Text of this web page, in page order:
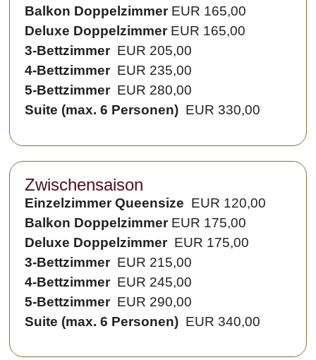
Balkon Doppelzimmer EUR 165,00
Deluxe Doppelzimmer EUR 165,00
3-BettzimmerEUR 205,00
4-BettzimmerEUR 235,00
5-BettzimmerEUR 280,00
Suite (max. 6 Personen) EUR 330,00
Zwischensaison
Einzelzimmer Queensize EUR 120,00
Balkon Doppelzimmer EUR 175,00
Deluxe DoppelzimmerEUR 175,00
3-BettzimmerEUR 215,00
4-BettzimmerEUR 245,00
5-BettzimmerEUR 290,00
Suite (max. 6 Personen) EUR 340,00